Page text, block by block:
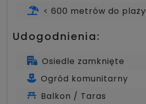
< 600 metrów do plaży
Udogodnienia:
Osiedle zamknięte
Ogród komunitarny
Balkon / Taras